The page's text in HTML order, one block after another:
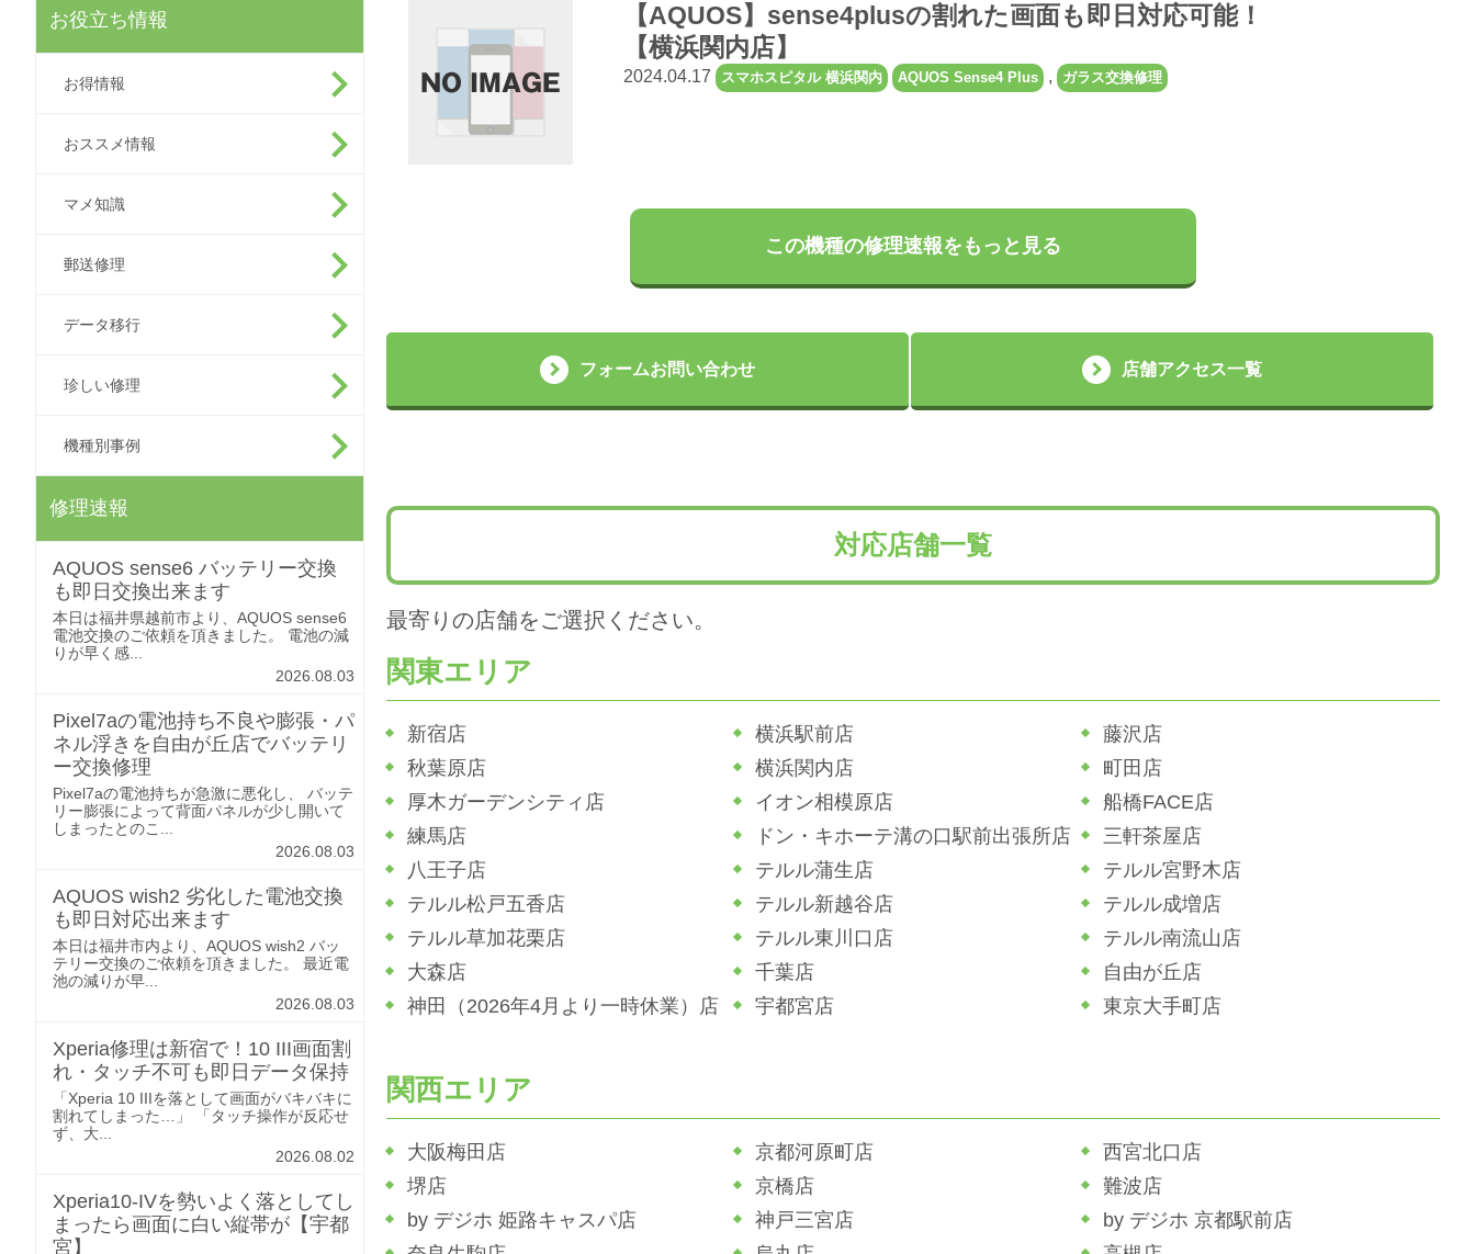
お役立ち情報
お得情報
おススメ情報
マメ知識
郵送修理
データ移行
珍しい修理
機種別事例
修理速報
AQUOS sense6 バッテリー交換
も即日交換出来ます
本日は福井県越前市より、AQUOS sense6
電池交換のご依頼を頂きました。 電池の減
りが早く感...
2026.08.03
Pixel7aの電池持ち不良や膨張・パ
ネル浮きを自由が丘店でバッテリ
ー交換修理
Pixel7aの電池持ちが急激に悪化し、 バッテ
リー膨張によって背面パネルが少し開いて
しまったとのこ...
2026.08.03
AQUOS wish2 劣化した電池交換
も即日対応出来ます
本日は福井市内より、AQUOS wish2 バッ
テリー交換のご依頼を頂きました。 最近電
池の減りが早...
2026.08.03
Xperia修理は新宿で！10 III画面割
れ・タッチ不可も即日データ保持
「Xperia 10 IIIを落として画面がバキバキに
割れてしまった…」 「タッチ操作が反応せ
ず、大...
2026.08.02
Xperia10-IVを勢いよく落としてし
まったら画面に白い縦帯が【宇都
宮】
【AQUOS】sense4plusの割れた画面も即日対応可能！
【横浜関内店】
2024.04.17 スマホスピタル 横浜関内 AQUOS Sense4 Plus , ガラス交換修理
この機種の修理速報をもっと見る
フォームお問い合わせ 店舗アクセス一覧
対応店舗一覧
最寄りの店舗をご選択ください。
関東エリア
新宿店 横浜駅前店
藤沢店
秋葉原店
横浜関内店
町田店
厚木ガーデンシティ店
イオン相模原店
船橋FACE店
練馬店
ドン・キホーテ溝の口駅前出張所店
三軒茶屋店
八王子店
テルル蒲生店
テルル宮野木店
テルル松戸五香店
テルル新越谷店
テルル成増店
テルル草加花栗店
テルル東川口店
テルル南流山店
大森店
千葉店
自由が丘店
神田（2026年4月より一時休業）店
宇都宮店 東京大手町店
関西エリア
大阪梅田店 京都河原町店
西宮北口店
堺店
京橋店
難波店
by デジホ 姫路キャスパ店
神戸三宮店
by デジホ 京都駅前店